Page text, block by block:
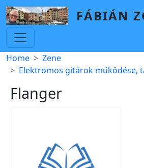
Skip to main content
FÁBIÁN
Breadcrumb
Home
Zene
Elektromos gitárok működése,
Flanger